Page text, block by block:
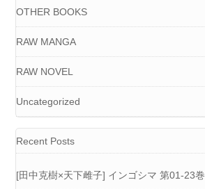
OTHER BOOKS
RAW MANGA
RAW NOVEL
Uncategorized
Recent Posts
[田中克樹×天下雌子] インゴシマ 第01-23巻